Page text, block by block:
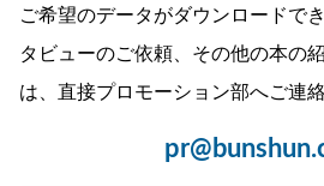
ご希望のデータがダウンロードで
タビューのご依頼、その他の本の
は、直接プロモーション部へご連